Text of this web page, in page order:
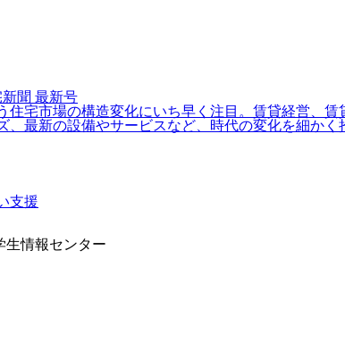
宅市場の構造変化にいち早く注目。賃貸経営、
最新の設備やサービスなど、時代の変化を細かく
支援
生情報センター